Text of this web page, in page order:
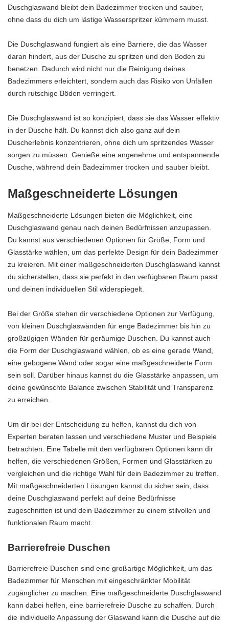
Duschglaswand bleibt dein Badezimmer trocken und sauber,
ohne dass du dich um lästige Wasserspritzer kümmern musst.
Die Duschglaswand fungiert als eine Barriere, die das Wasser
daran hindert, aus der Dusche zu spritzen und den Boden zu
benetzen. Dadurch wird nicht nur die Reinigung deines
Badezimmers erleichtert, sondern auch das Risiko von Unfällen
durch rutschige Böden verringert.
Die Duschglaswand ist so konzipiert, dass sie das Wasser effektiv
in der Dusche hält. Du kannst dich also ganz auf dein
Duscherlebnis konzentrieren, ohne dich um spritzendes Wasser
sorgen zu müssen. Genieße eine angenehme und entspannende
Dusche, während dein Badezimmer trocken und sauber bleibt.
Maßgeschneiderte Lösungen
Maßgeschneiderte Lösungen bieten die Möglichkeit, eine
Duschglaswand genau nach deinen Bedürfnissen anzupassen.
Du kannst aus verschiedenen Optionen für Größe, Form und
Glasstärke wählen, um das perfekte Design für dein Badezimmer
zu kreieren. Mit einer maßgeschneiderten Duschglaswand kannst
du sicherstellen, dass sie perfekt in den verfügbaren Raum passt
und deinen individuellen Stil widerspiegelt.
Bei der Größe stehen dir verschiedene Optionen zur Verfügung,
von kleinen Duschglaswänden für enge Badezimmer bis hin zu
großzügigen Wänden für geräumige Duschen. Du kannst auch
die Form der Duschglaswand wählen, ob es eine gerade Wand,
eine gebogene Wand oder sogar eine maßgeschneiderte Form
sein soll. Darüber hinaus kannst du die Glasstärke anpassen, um
deine gewünschte Balance zwischen Stabilität und Transparenz
zu erreichen.
Um dir bei der Entscheidung zu helfen, kannst du dich von
Experten beraten lassen und verschiedene Muster und Beispiele
betrachten. Eine Tabelle mit den verfügbaren Optionen kann dir
helfen, die verschiedenen Größen, Formen und Glasstärken zu
vergleichen und die richtige Wahl für dein Badezimmer zu treffen.
Mit maßgeschneiderten Lösungen kannst du sicher sein, dass
deine Duschglaswand perfekt auf deine Bedürfnisse
zugeschnitten ist und dein Badezimmer zu einem stilvollen und
funktionalen Raum macht.
Barrierefreie Duschen
Barrierefreie Duschen sind eine großartige Möglichkeit, um das
Badezimmer für Menschen mit eingeschränkter Mobilität
zugänglicher zu machen. Eine maßgeschneiderte Duschglaswand
kann dabei helfen, eine barrierefreie Dusche zu schaffen. Durch
die individuelle Anpassung der Glaswand kann die Dusche auf die